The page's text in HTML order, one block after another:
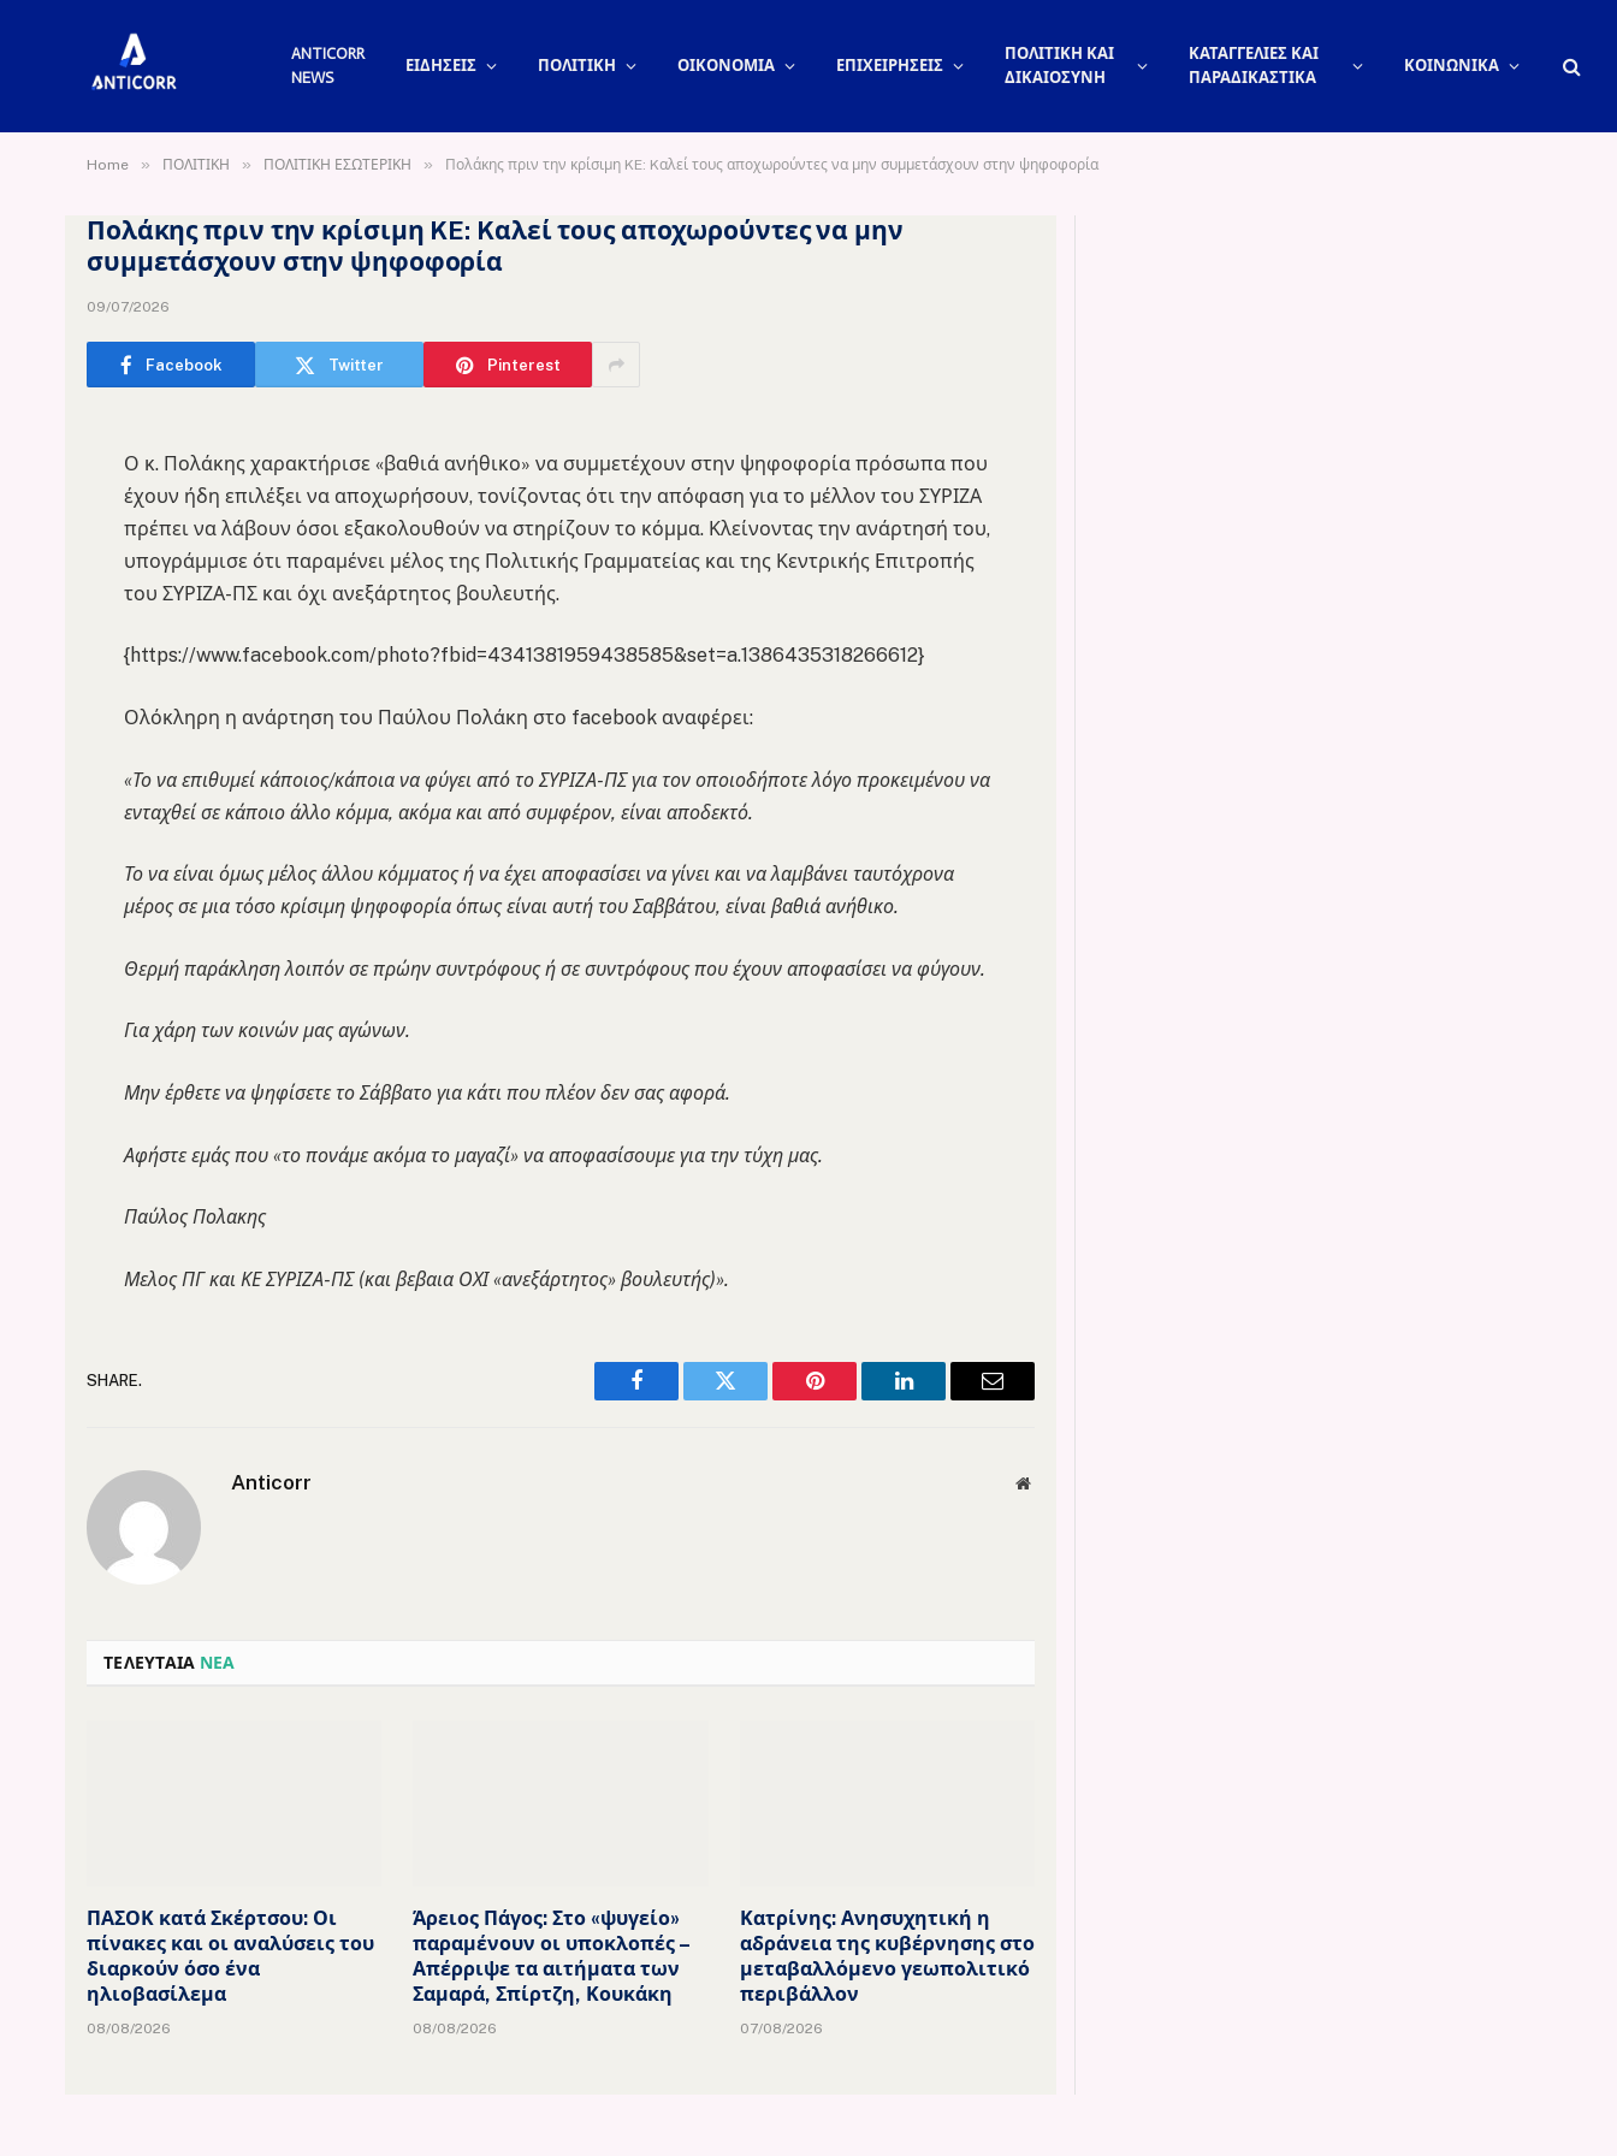
ANTICORR
NEWS
ΕΙΔΗΣΕΙΣ ΠΟΛΙΤΙΚΗ ΟΙΚΟΝΟΜΙΑ ΕΠΙΧΕΙΡΗΣΕΙΣ
ΠΟΛΙΤΙΚΗ ΚΑΙ
ΔΙΚΑΙΟΣΥΝΗ
ΚΑΤΑΓΓΕΛΙΕΣ ΚΑΙ
ΠΑΡΑΔΙΚΑΣΤΙΚΑ
ΚΟΙΝΩΝΙΚΑ
Home » ΠΟΛΙΤΙΚΗ » ΠΟΛΙΤΙΚΗ ΕΣΩΤΕΡΙΚΗ » Πολάκης πριν την κρίσιμη KE: Kαλεί τους αποχωρούντες να μην συμμετάσχουν στην ψηφοφορία
Πολάκης πριν την κρίσιμη KE: Kαλεί τους αποχωρούντες να μην
συμμετάσχουν στην ψηφοφορία
09/07/2026
Facebook Twitter Pinterest
Ο κ. Πολάκης χαρακτήρισε «βαθιά ανήθικο» να συμμετέχουν στην ψηφοφορία πρόσωπα που
έχουν ήδη επιλέξει να αποχωρήσουν, τονίζοντας ότι την απόφαση για το μέλλον του ΣΥΡΙΖΑ
πρέπει να λάβουν όσοι εξακολουθούν να στηρίζουν το κόμμα. Κλείνοντας την ανάρτησή του,
υπογράμμισε ότι παραμένει μέλος της Πολιτικής Γραμματείας και της Κεντρικής Επιτροπής
του ΣΥΡΙΖΑ-ΠΣ και όχι ανεξάρτητος βουλευτής.
{https://www.facebook.com/photo?fbid=4341381959438585&set=a.1386435318266612}
Ολόκληρη η ανάρτηση του Παύλου Πολάκη στο facebook αναφέρει:
«Το να επιθυμεί κάποιος/κάποια να φύγει από το ΣΥΡΙΖΑ-ΠΣ για τον οποιοδήποτε λόγο προκειμένου να
ενταχθεί σε κάποιο άλλο κόμμα, ακόμα και από συμφέρον, είναι αποδεκτό.
Το να είναι όμως μέλος άλλου κόμματος ή να έχει αποφασίσει να γίνει και να λαμβάνει ταυτόχρονα
μέρος σε μια τόσο κρίσιμη ψηφοφορία όπως είναι αυτή του Σαββάτου, είναι βαθιά ανήθικο.
Θερμή παράκληση λοιπόν σε πρώην συντρόφους ή σε συντρόφους που έχουν αποφασίσει να φύγουν.
Για χάρη των κοινών μας αγώνων.
Μην έρθετε να ψηφίσετε το Σάββατο για κάτι που πλέον δεν σας αφορά.
Αφήστε εμάς που «το πονάμε ακόμα το μαγαζί» να αποφασίσουμε για την τύχη μας.
Παύλος Πολακης
Μελος ΠΓ και ΚΕ ΣΥΡΙΖΑ-ΠΣ (και βεβαια ΟΧΙ «ανεξάρτητος» βουλευτής)».
SHARE.
Facebook Twitter Pinterest LinkedIn Email
Anticorr Website
ΤΕΛΕΥΤΑΙΑ ΝΕΑ
ΠΑΣΟΚ κατά Σκέρτσου: Οι
πίνακες και οι αναλύσεις του
διαρκούν όσο ένα
ηλιοβασίλεμα
08/08/2026
Άρειος Πάγος: Στο «ψυγείο»
παραμένουν οι υποκλοπές –
Απέρριψε τα αιτήματα των
Σαμαρά, Σπίρτζη, Κουκάκη
08/08/2026
Κατρίνης: Ανησυχητική η
αδράνεια της κυβέρνησης στο
μεταβαλλόμενο γεωπολιτικό
περιβάλλον
07/08/2026